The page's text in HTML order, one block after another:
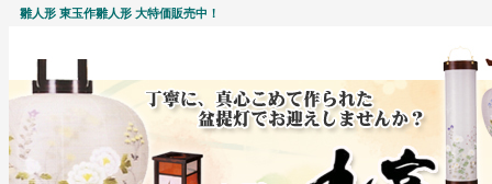
雛人形 東玉作雛人形 大特価販売中！